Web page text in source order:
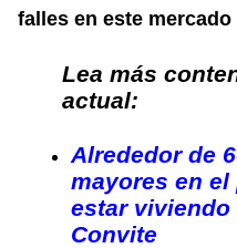
falles en este
Lea más
actual:
Alrededor de
mayores en
estar
Convite